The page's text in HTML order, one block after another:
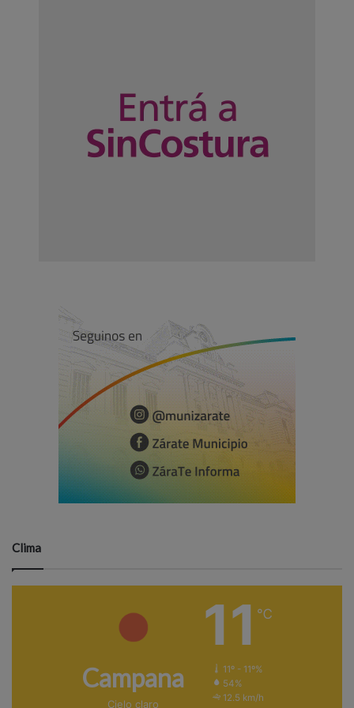
Clima
Campana
Cielo claro
11 ℃
11º - 11º%
54%
12.5 km/h